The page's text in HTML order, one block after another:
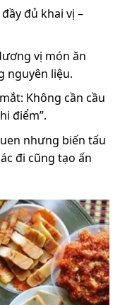
đủ khai vị –
vị món ăn
nguyên liệu.
Không cần cầu
điểm”.
nhưng biến tấu
đi cũng tạo ấn